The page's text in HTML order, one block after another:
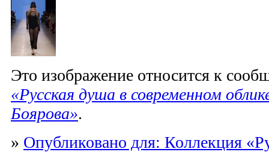
Это изображение относится к
«Русская душа в современном
Боярова».
» Опубликовано для: Коллекция